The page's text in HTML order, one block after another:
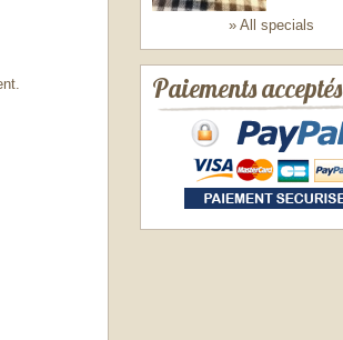
» All specials
Paiements acceptés